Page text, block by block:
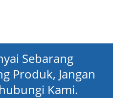
Sebarang
Produk, Jangan
Kami.